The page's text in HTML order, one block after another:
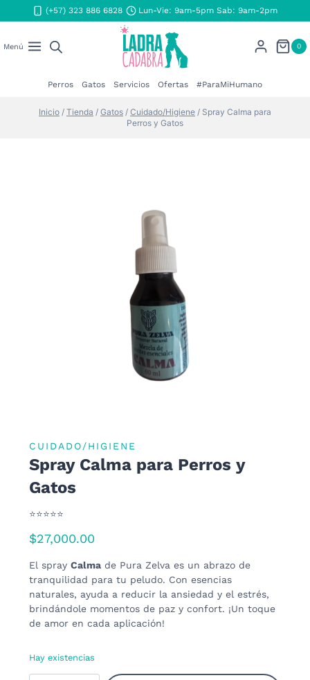
al
(+57) 323 886 6828 Lun-Vie: 9am-5pm Sab: 9am-2pm
Menú 0
Perros Gatos Servicios Ofertas #ParaMiHumano
Inicio / Tienda / Gatos / Cuidado/Higiene / Spray Calma para
Perros y Gatos
CUIDADO/HIGIENE
Spray Calma para Perros y
Gatos
⭐⭐⭐⭐⭐
$27,000.00
El spray Calma de Pura Zelva es un abrazo de
tranquilidad para tu peludo. Con esencias
naturales, ayuda a reducir la ansiedad y el estrés,
brindándole momentos de paz y confort. ¡Un toque
de amor en cada aplicación!
Hay existencias